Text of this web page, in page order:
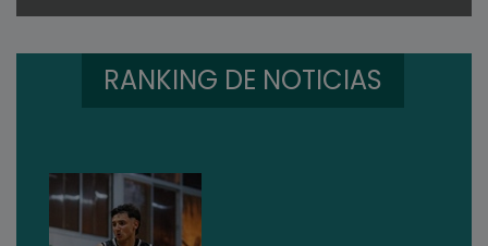
RANKING DE NOTICIAS